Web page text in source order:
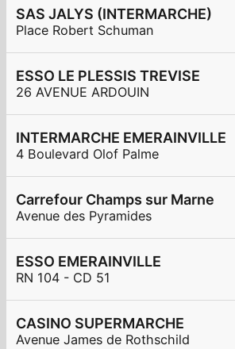
SAS JALYS (INTERMARCHE)
Place Robert Schuman
ESSO LE PLESSIS TREVISE
26 AVENUE ARDOUIN
INTERMARCHE EMERAINVILLE
4 Boulevard Olof Palme
Carrefour Champs sur Marne
Avenue des Pyramides
ESSO EMERAINVILLE
RN 104 - CD 51
CASINO SUPERMARCHE
Avenue James de Rothschild